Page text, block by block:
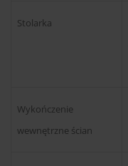
Stolarka
Wykończenie
wewnętrzne ścian